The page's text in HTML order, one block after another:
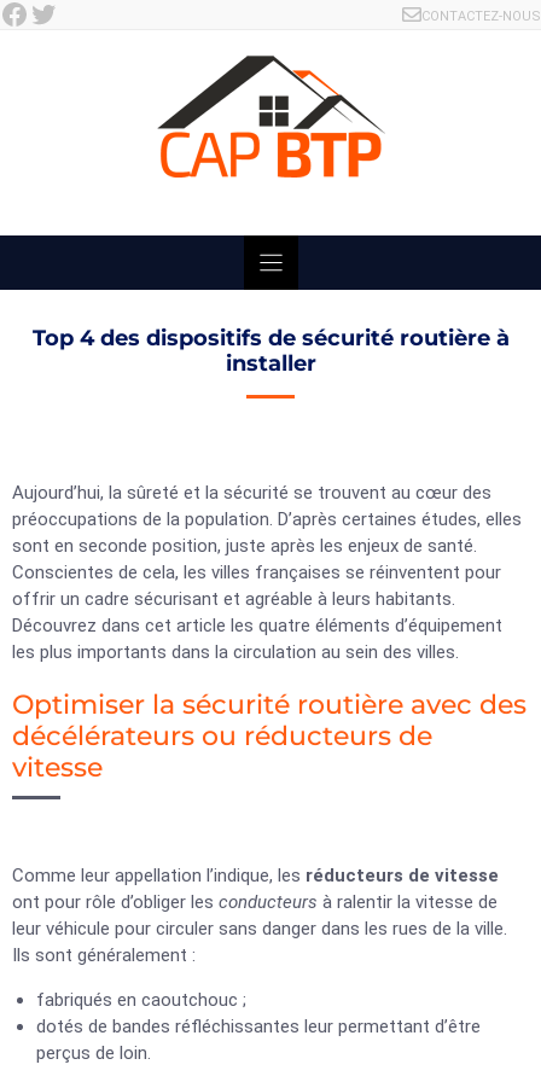
Skip
Facebook Twitter CONTACTEZ-NOUS
Top 4 des dispositifs de sécurité routière à
installer
Aujourd’hui, la sûreté et la sécurité se trouvent au cœur des
préoccupations de la population. D’après certaines études, elles
sont en seconde position, juste après les enjeux de santé.
Conscientes de cela, les villes françaises se réinventent pour
offrir un cadre sécurisant et agréable à leurs habitants.
Découvrez dans cet article les quatre éléments d’équipement
les plus importants dans la circulation au sein des villes.
Optimiser la sécurité routière avec des
décélérateurs ou réducteurs de
vitesse
Comme leur appellation l’indique, les réducteurs de vitesse
ont pour rôle d’obliger les conducteurs à ralentir la vitesse de
leur véhicule pour circuler sans danger dans les rues de la ville.
Ils sont généralement :
fabriqués en caoutchouc ;
dotés de bandes réfléchissantes leur permettant d’être
perçus de loin.